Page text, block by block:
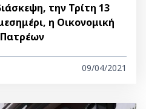
την Τρίτη 13
η Οικονομική
09/04/2021